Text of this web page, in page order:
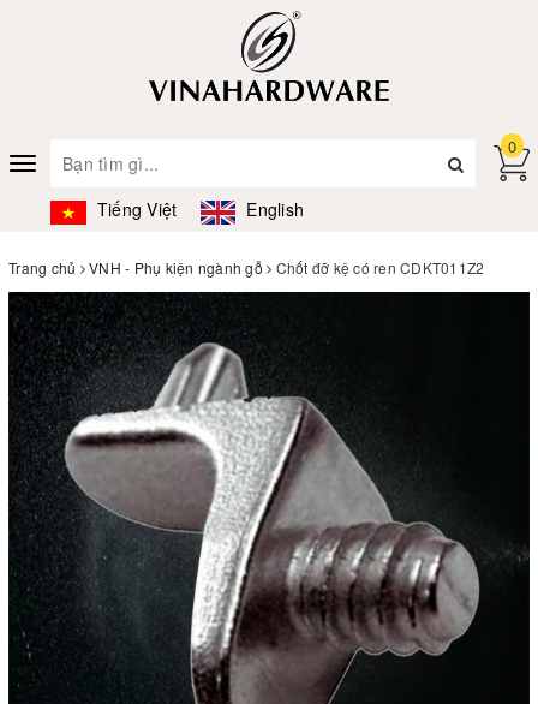
Toggle
navigation
Tiếng Việt English
0
Trang chủ VNH - Phụ kiện ngành gỗ Chốt đỡ kệ có ren CDKT011Z2